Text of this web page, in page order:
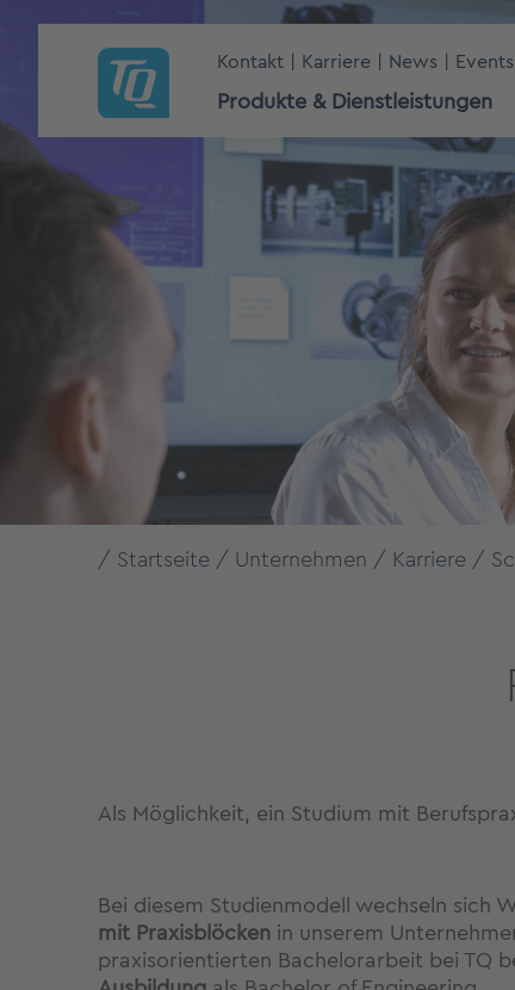
Kontakt Karriere News Events
Produkte & Dienstleistungen
Startseite Unternehmen Karriere
Als Möglichkeit, ein Studium mit
Bei diesem Studienmodell wechseln sich
mit Praxisblöcken in unserem
praxisorientierten Bachelorarbeit bei TQ